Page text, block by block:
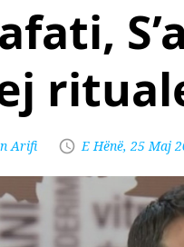
Arifi E Hënë, 25 Maj